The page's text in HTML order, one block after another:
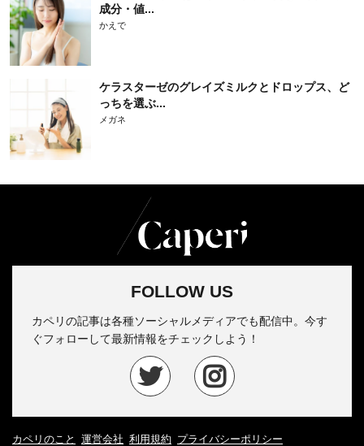
成分・値...
かえで
ケラスターゼのグレイズミルクとドロップス、ど
っちを選ぶ...
メガネ
FOLLOW US
カペリの記事は各種ソーシャルメディアでも配信中。今す
ぐフォローして最新情報をチェックしよう！
カペリのこと 運営会社 利用規約 プライバシーポリシー